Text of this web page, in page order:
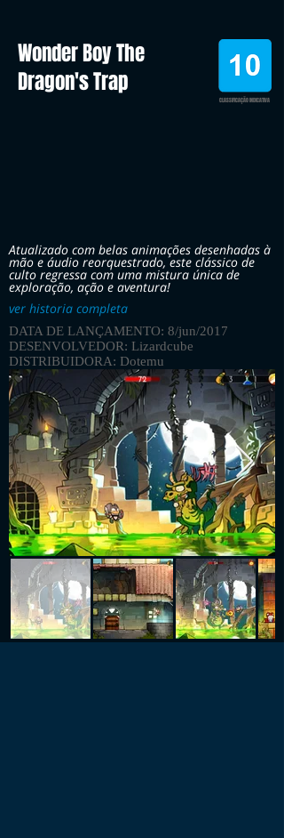
Wonder Boy The
Dragon's Trap
CLASSIFICAÇÃO INDICATIVA
Atualizado com belas animações desenhadas à
mão e áudio reorquestrado, este clássico de
culto regressa com uma mistura única de
exploração, ação e aventura!
ver historia completa
DATA DE LANÇAMENTO: 8/jun/2017
DESENVOLVEDOR: Lizardcube
DISTRIBUIDORA: Dotemu